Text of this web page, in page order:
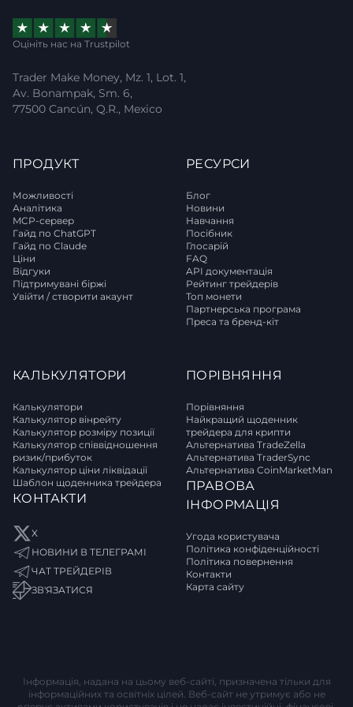
Оцініть нас на Trustpilot
Trader Make Money, Mz. 1, Lot. 1,
Av. Bonampak, Sm. 6,
77500 Cancún, Q.R., Mexico
ПРОДУКТ
Можливості
Аналітика
MCP-сервер
Гайд по ChatGPT
Гайд по Claude
Ціни
Відгуки
Підтримувані біржі
Увійти / створити акаунт
РЕСУРСИ
Блог
Новини
Навчання
Посібник
Глосарій
FAQ
API документація
Рейтинг трейдерів
Топ монети
Партнерська програма
Преса та бренд-кіт
КАЛЬКУЛЯТОРИ
Калькулятори
Калькулятор вінрейту
Калькулятор розміру позиції
Калькулятор співвідношення
ризик/прибуток
Калькулятор ціни ліквідації
Шаблон щоденника трейдера
КОНТАКТИ
X
НОВИНИ В ТЕЛЕГРАМІ
ЧАТ ТРЕЙДЕРІВ
ЗВ'ЯЗАТИСЯ
ПОРІВНЯННЯ
Порівняння
Найкращий щоденник
трейдера для крипти
Альтернатива TradeZella
Альтернатива TraderSync
Альтернатива CoinMarketMan
ПРАВОВА
ІНФОРМАЦІЯ
Угода користувача
Політика конфіденційності
Політика повернення
Контакти
Карта сайту
Інформація, надана на цьому веб-сайті, призначена тільки для
інформаційних та освітніх цілей. Веб-сайт не утримує або не